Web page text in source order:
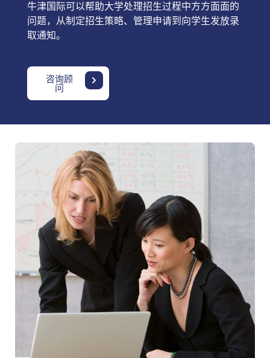
牛津国际可以帮助大学处理招生过程中方方面面的
问题，从制定招生策略、管理申请到向学生发放录
取通知。
咨询顾
问